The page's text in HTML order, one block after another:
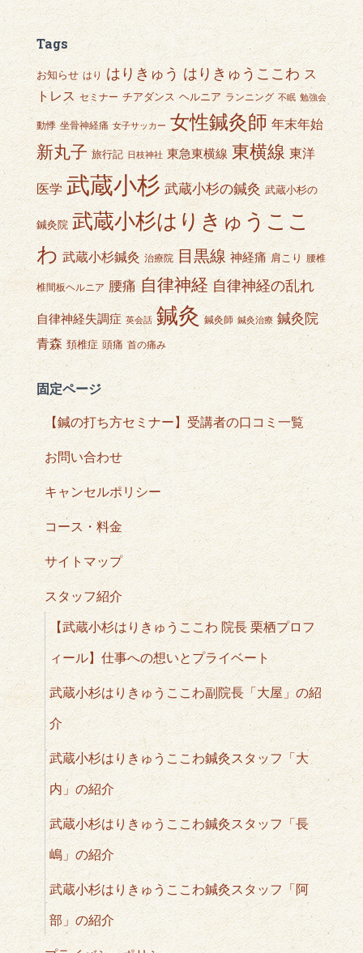
Tags
お知らせ はり はりきゅう はりきゅうここわ ス
トレス セミナー チアダンス ヘルニア ランニング 不眠 勉強会
動悸 坐骨神経痛 女子サッカー 女性鍼灸師 年末年始
新丸子 旅行記 日枝神社 東急東横線 東横線 東洋
医学 武蔵小杉 武蔵小杉の鍼灸 武蔵小杉の
鍼灸院 武蔵小杉はりきゅうここ
わ 武蔵小杉鍼灸 治療院 目黒線 神経痛 肩こり 腰椎
椎間板ヘルニア 腰痛 自律神経 自律神経の乱れ
自律神経失調症 英会話 鍼灸 鍼灸師 鍼灸治療 鍼灸院
青森 頚椎症 頭痛 首の痛み
固定ページ
【鍼の打ち方セミナー】受講者の口コミ一覧
お問い合わせ
キャンセルポリシー
コース・料金
サイトマップ
スタッフ紹介
【武蔵小杉はりきゅうここわ 院長 栗栖プロフ
ィール】仕事への想いとプライベート
武蔵小杉はりきゅうここわ副院長「大屋」の紹
介
武蔵小杉はりきゅうここわ鍼灸スタッフ「大
内」の紹介
武蔵小杉はりきゅうここわ鍼灸スタッフ「長
嶋」の紹介
武蔵小杉はりきゅうここわ鍼灸スタッフ「阿
部」の紹介